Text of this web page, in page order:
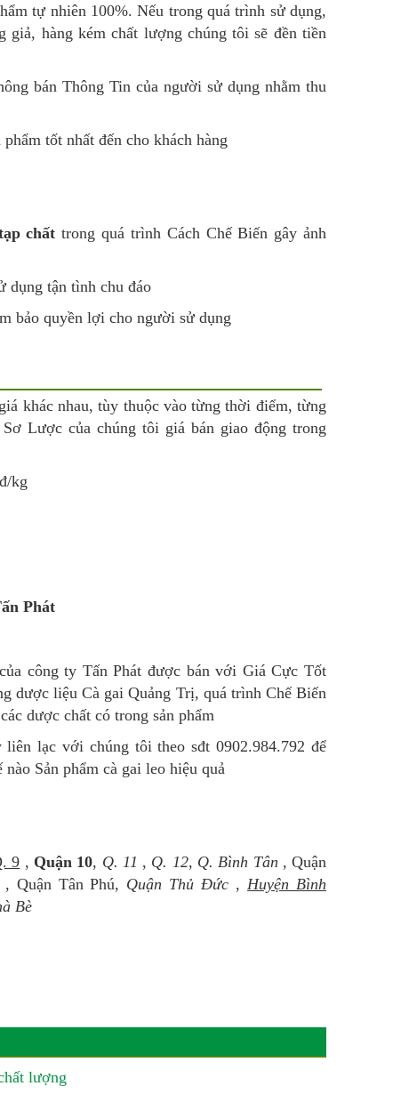
tự nhiên 100%. Nếu trong quá trình sử dụng,
hàng kém chất lượng chúng tôi sẽ đền tiền
bán Thông Tin của người sử dụng nhằm thu
tốt nhất đến cho khách hàng
chất trong quá trình Cách Chế Biến gây ảnh
dụng tận tình chu đáo
bảo quyền lợi cho người sử dụng
khác nhau, tùy thuộc vào từng thời điểm, từng
Lược của chúng tôi giá bán giao động trong
kg
công ty Tấn Phát được bán với Giá Cực Tốt
dược liệu Cà gai Quảng Trị, quá trình Chế Biến
dược chất có trong sản phẩm
lạc với chúng tôi theo sđt 0902.984.792 để
Sản phẩm cà gai leo hiệu quả
9 , Quận 10, Q. 11 , Q. 12, Q. Bình Tân , Quận
, Quận Tân Phú, Quận Thủ Đức , Huyện Bình
Bè
lượng